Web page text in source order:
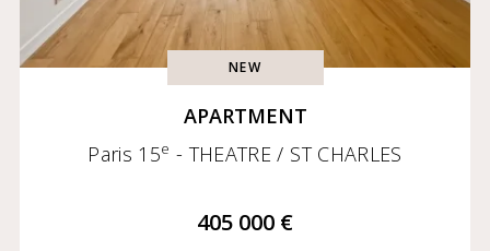
NEW
APARTMENT
Paris 15e - THEATRE / ST CHARLES
405 000 €